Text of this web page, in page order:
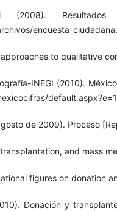
(2008).
to qualitative
INEGI (2010).
de 2009). Proceso
and mass
figures on donation
Donación y